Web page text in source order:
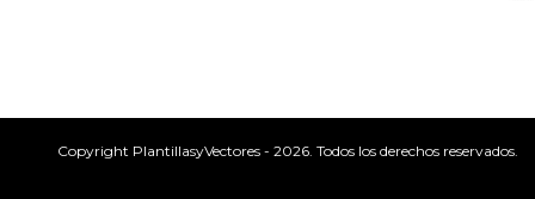
Copyright PlantillasyVectores - 2026. Todos los derechos reservados.